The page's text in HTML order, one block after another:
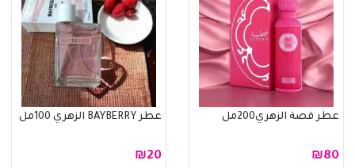
عطر قصة الزهري200مل
₪80
عطر BAYBERRY الزهري 100مل
₪20